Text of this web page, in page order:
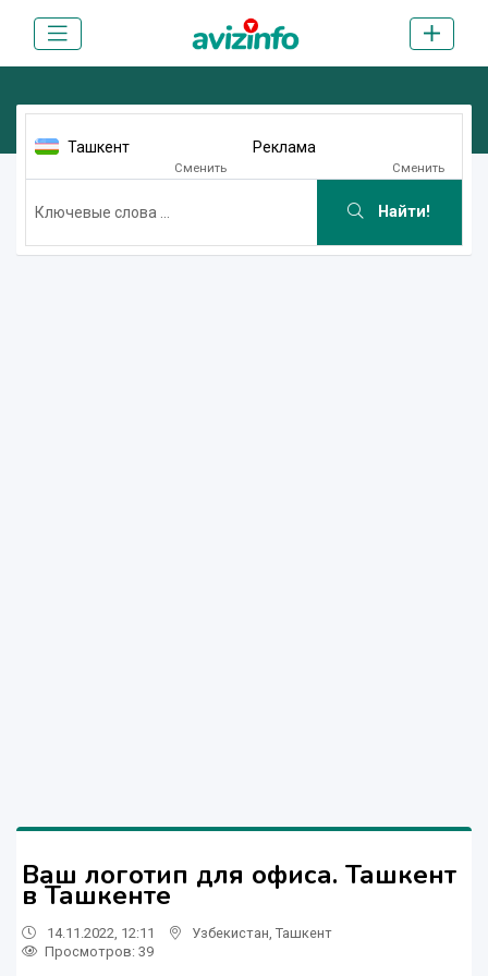
Ташкент
Сменить
Реклама
Сменить
Найти!
Ваш логотип для офиса. Ташкент
в Ташкенте
14.11.2022, 12:11 Узбекистан Ташкент
Просмотров: 39